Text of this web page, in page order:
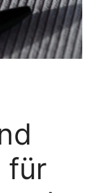
für